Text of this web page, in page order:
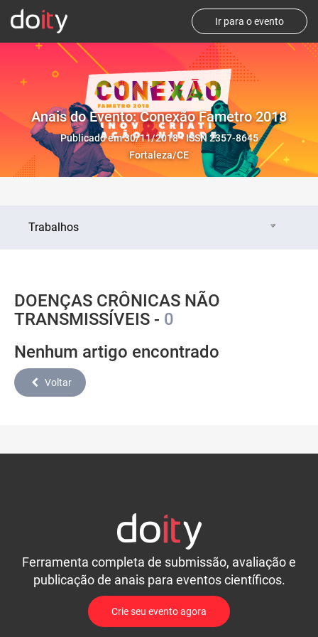
Ir para o evento
Anais do Evento: Conexão Fametro 2018
Publicado em 30/11/2018 - ISSN 2357-8645
Fortaleza/CE
Trabalhos
DOENÇAS CRÔNICAS NÃO
TRANSMISSÍVEIS - 0
Nenhum artigo encontrado
Voltar
Ferramenta completa de submissão, avaliação e
publicação de anais para eventos científicos.
Crie seu evento agora